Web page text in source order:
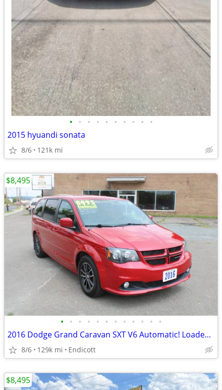
• • • • • • • • • •
2015 hyuandi sonata
8/6 121k mi
• • • • • • • • • • • •
2016 Dodge Grand Caravan SXT V6 Automatic! Loaded 1-Owner! SHARP!!
8/6 129k mi Endicott
$8,495
$8,495